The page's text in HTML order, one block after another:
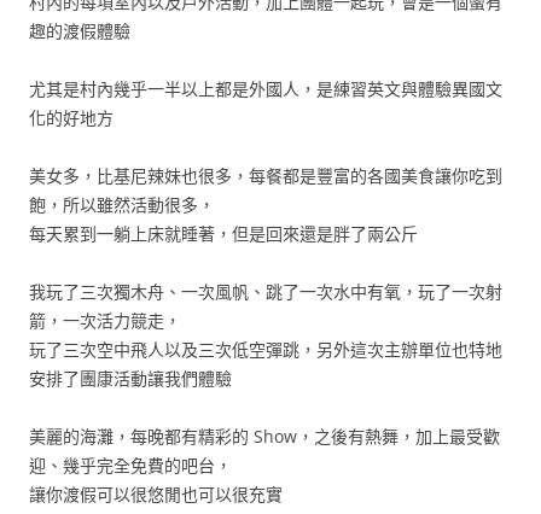
趣的渡假體驗
尤其是村內幾乎一半以上都是外國人，是練習英文與體驗異國文
化的好地方
美女多，比基尼辣妹也很多，每餐都是豐富的各國美食讓你吃到
飽，所以雖然活動很多，
每天累到一躺上床就睡著，但是回來還是胖了兩公斤
我玩了三次獨木舟、一次風帆、跳了一次水中有氧，玩了一次射
箭，一次活力競走，
玩了三次空中飛人以及三次低空彈跳，另外這次主辦單位也特地
安排了團康活動讓我們體驗
美麗的海灘，每晚都有精彩的 Show，之後有熱舞，加上最受歡
迎、幾乎完全免費的吧台，
讓你渡假可以很悠閒也可以很充實